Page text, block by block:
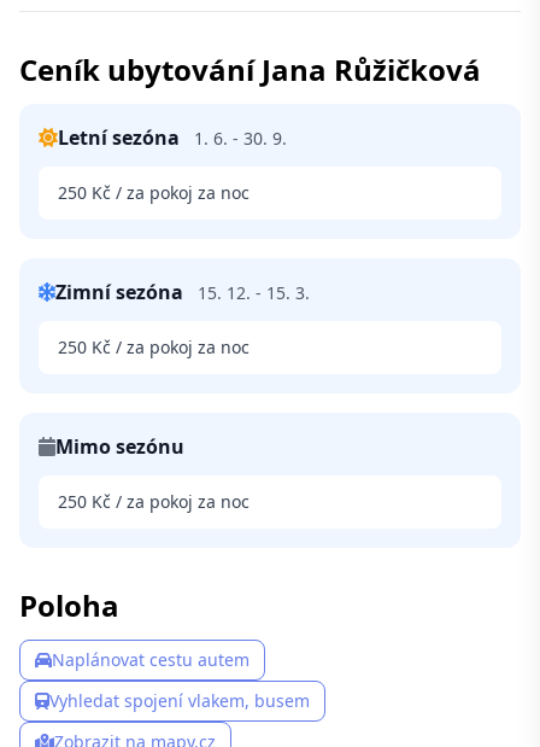
Ceník ubytování Jana Růžičková
Letní sezóna 1. 6. - 30. 9.
250 Kč / za pokoj za noc
Zimní sezóna 15. 12. - 15. 3.
250 Kč / za pokoj za noc
Mimo sezónu
250 Kč / za pokoj za noc
Poloha
Naplánovat cestu autem
Vyhledat spojení vlakem, busem
Zobrazit na mapy.cz